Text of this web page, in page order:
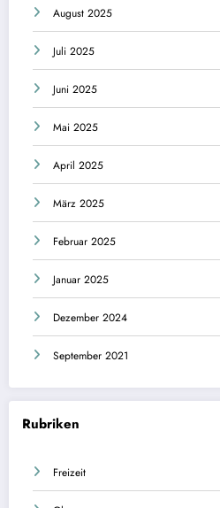
August 2025
Juli 2025
Juni 2025
Mai 2025
April 2025
März 2025
Februar 2025
Januar 2025
Dezember 2024
September 2021
Rubriken
Freizeit